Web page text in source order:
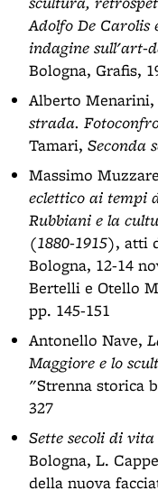
Adolfo De
indagine sull'art-
Bologna, Grafis,
Alberto
strada.
Tamari, Seconda
Massimo
eclettico ai tempi
Rubbiani e la
(1880-1915), atti
Bologna, 12-14
Bertelli e Otello
pp. 145-151
Antonello Nave,
Maggiore e lo
"Strenna storica
327
Sette secoli di
Bologna, L.
della nuova